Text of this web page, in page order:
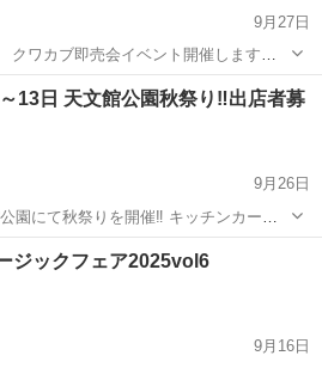
9月27日
)10:00〜16:00 〒891-0123 鹿児島県鹿
ィホ...
地域/お祭り クワガタ
13日 天文館公園秋祭り‼️出店者募
9月26日
祭りを開催‼️ キッチンカー＆
有 6000円 アルコール販売無 4000円 4日間出店 アルコール販...
ジックフェア2025vol6
9月16日